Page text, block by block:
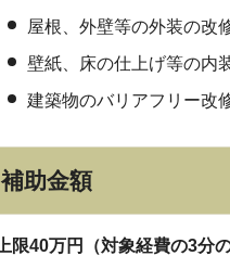
屋根、外壁等の外装の改
壁紙、床の仕上げ等の内
建築物のバリアフリー改
補助金額
上限40万円（対象経費の3分の